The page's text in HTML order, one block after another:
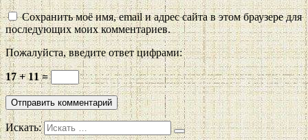
Сохранить моё имя, email и адрес сайта в этом браузере для
последующих моих комментариев.
Пожалуйста, введите ответ цифрами:
17 + 11 =
Искать: